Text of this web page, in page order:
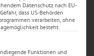
Datenschutz nach EU-
dass US-Behörden
verarbeiten, ohne
besteht.
Gruppen, für die eine
Funktionen und